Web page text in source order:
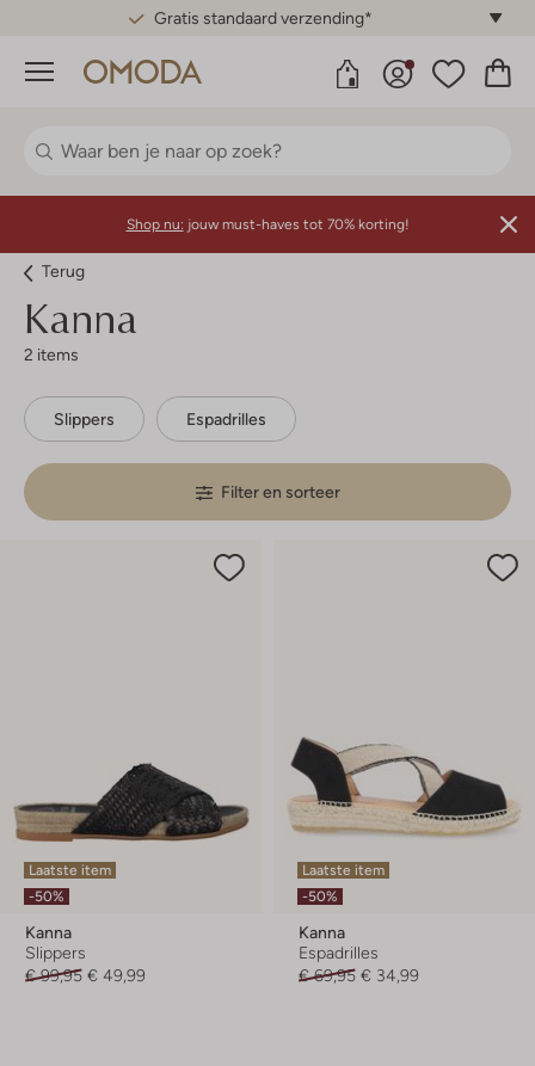
Gratis standaard verzending*
Menu
Shop nu: jouw must-haves tot 70% korting!
Terug
Kanna
2 items
Slippers Espadrilles
Filter en sorteer
Laatste item
-50%
Kanna
Slippers
€ 99,95 € 49,99
Laatste item
-50%
Kanna
Espadrilles
€ 69,95 € 34,99